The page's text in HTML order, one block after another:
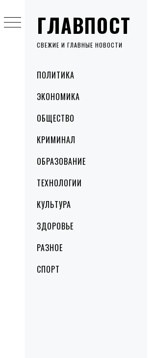
ГЛАВПОСТ
СВЕЖИЕ И ГЛАВНЫЕ НОВОСТИ
MenuПОЛИТИКА
ЭКОНОМИКА
ОБЩЕСТВО
КРИМИНАЛ
ОБРАЗОВАНИЕ
ТЕХНОЛОГИИ
КУЛЬТУРА
ЗДОРОВЬЕ
РАЗНОЕ
СПОРТ
to
content